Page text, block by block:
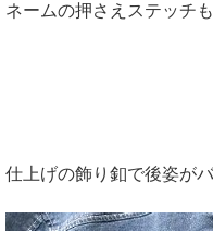
ネームの押さえステッチ
仕上げの飾り釦で後姿が